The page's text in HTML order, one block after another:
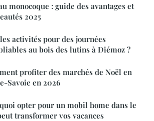
monocoque : guide des avantages et
2025
activités pour des journées
au bois des lutins à Diémoz ?
profiter des marchés de Noël en
Savoie en 2026
opter pour un mobil home dans le
transformer vos vacances